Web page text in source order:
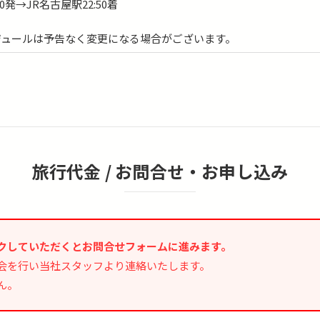
発→JR名古屋駅22:50着
ールは予告なく変更になる場合がございます。
旅行代金 / お問合せ・お申し込み
ていただくとお問合せフォームに進みます。
行い当社スタッフより連絡いたします。